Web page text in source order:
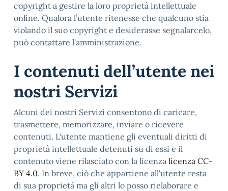
copyright a gestire la loro proprietà intellettuale
online. Qualora l’utente ritenesse che qualcuno stia
violando il suo copyright e desiderasse segnalarcelo,
può contattare l'amministrazione.
I contenuti dell’utente nei
nostri Servizi
Alcuni dei nostri Servizi consentono di caricare,
trasmettere, memorizzare, inviare o ricevere
contenuti. L'utente mantiene gli eventuali diritti di
proprietà intellettuale detenuti su di essi e il
contenuto viene rilasciato con la licenza licenza CC-
BY 4.0. In breve, ciò che appartiene all'utente resta
di sua proprietà ma gli altri lo posso rielaborare e